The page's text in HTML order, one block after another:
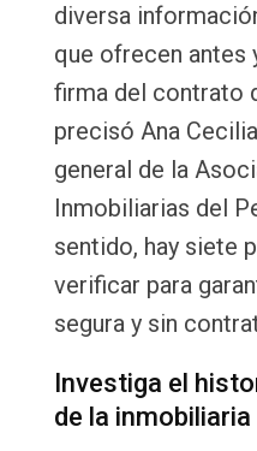
diversa
que ofrecen antes
firma del contrato
precisó Ana
general de la
Inmobiliarias del
sentido, hay siete
verificar para
segura y sin
Investiga el
de la inmobiliaria